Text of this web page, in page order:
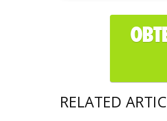
RELATED